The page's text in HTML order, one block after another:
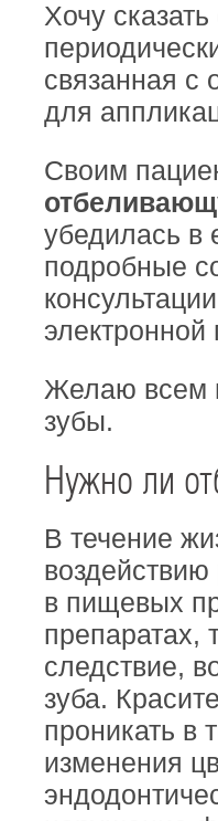
Хочу
связанная с
для
Своим
убедилась в
подробные
электронной
Желаю всем
зубы.
Нужно ли
В течение
в пищевых
препаратах,
следствие,
зуба.
проникать в
изменения